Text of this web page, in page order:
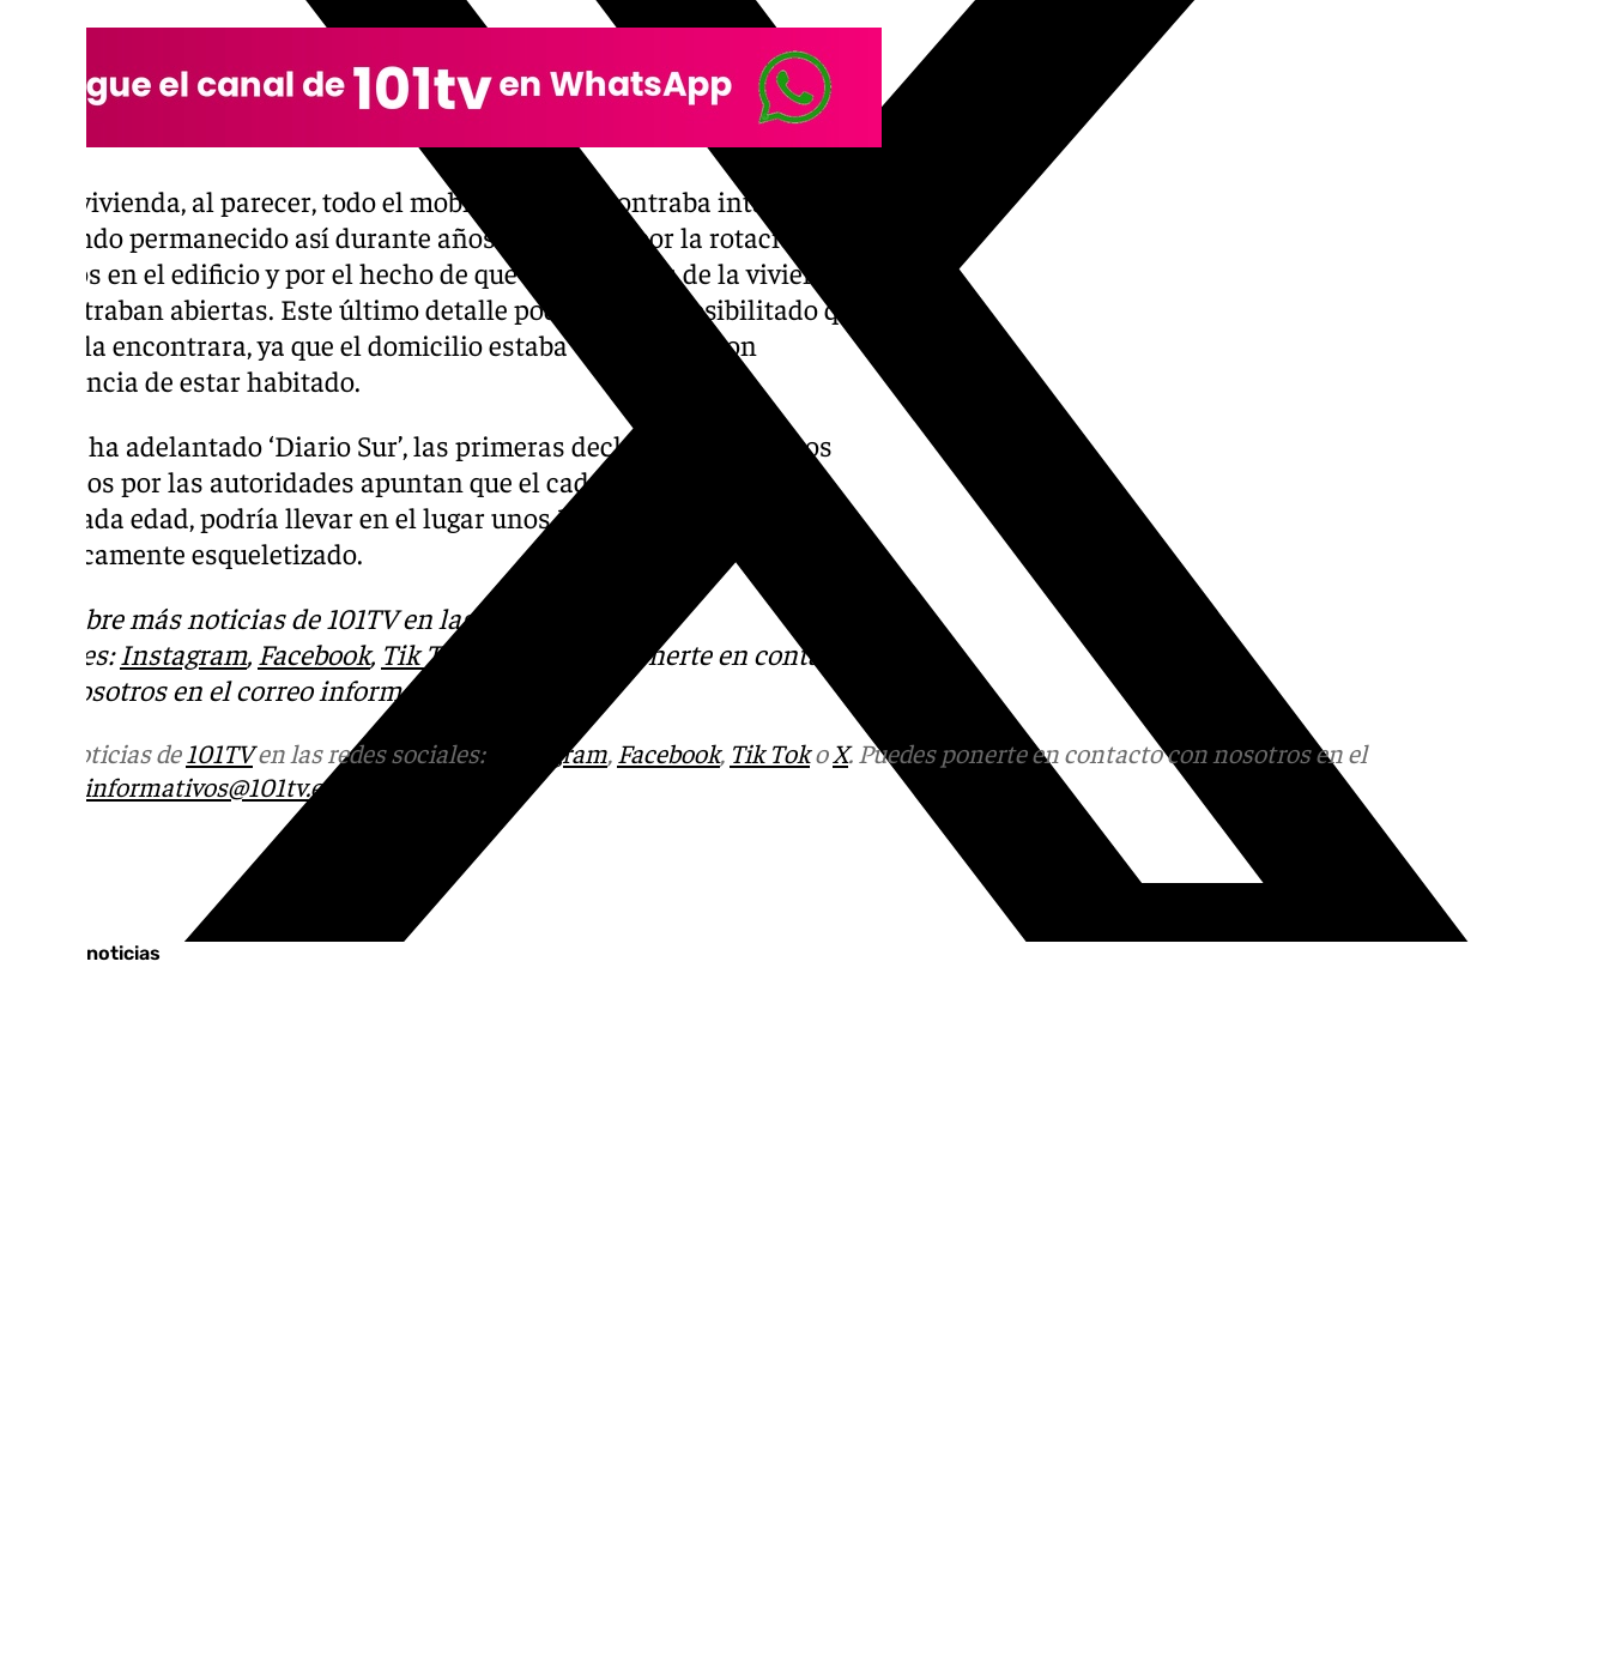
En la vivienda, al parecer, todo el mobiliario se encontraba intacto,
habiendo permanecido así durante años favorecido por la rotación de los
vecinos en el edificio y por el hecho de que las ventanas de la vivienda se
encontraban abiertas. Este último detalle podría haber posibilitado que
nadie la encontrara, ya que el domicilio estaba ventilado y con
apariencia de estar habitado.
Según ha adelantado ‘Diario Sur’, las primeras declaraciones y datos
tomados por las autoridades apuntan que el cadáver de la mujer, de
avanzada edad, podría llevar en el lugar unos 14 años y estaba
prácticamente esqueletizado.
Descubre más noticias de 101TV en las redes
sociales: Instagram, Facebook, Tik Tok
. Puedes ponerte en contacto
con nosotros en el correo informativos@101tv.es
Más noticias de 101TVen las redes sociales: Instagram, Facebook, Tik TokoX. Puedes ponerte en contacto con nosotros en el
informativos@101tv.es
Últimas noticias